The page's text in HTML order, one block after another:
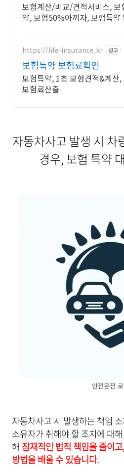
보험계산/비교/견적서비스, 보
약, 보험50%아끼자, 보험특약
https://life-insurance.kr 광고
보험특약 보험료확인
보험특약, 1초 보험견적&계산
보험료산출
자동차사고 발생 시 차
경우, 보험 특약
안전운전
자동차사고 시 발생하는 책임
소유자가 취해야 할 조치에 대
해 잠재적인 법적 책임을 줄이
방법을 배울 수 있습니다.